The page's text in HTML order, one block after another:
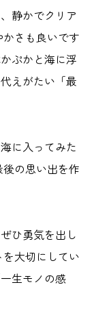
静かでクリア
さも良いです
ぷかと海に浮
えがたい「最
に入ってみた
の思い出を作
ひ勇気を出し
大切にしてい
生モノの感